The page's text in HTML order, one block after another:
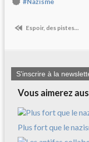
Espoir, des pistes...
S'inscrire à la
Vous aimerez
Plus fort que le